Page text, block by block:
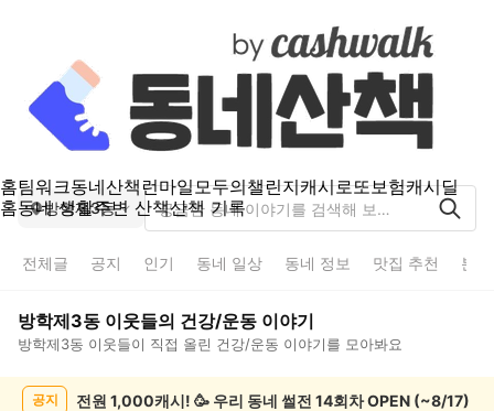
홈팀워크동네산책 런마일모두의챌린지캐시로또보험캐시딜
홈동네 생활주변 산책산책 기록
방학제3동
전체글 공지 인기 동네 일상 동네 정보 맛집 추천 분
방학제3동 이웃들의 건강/운동 이야기
방학제3동 이웃들이 직접 올린 건강/운동 이야기를 모아봐요
공지 전원 1,000캐시! 🥳 우리 동네 썰전 14회차 OPEN (~8/17)